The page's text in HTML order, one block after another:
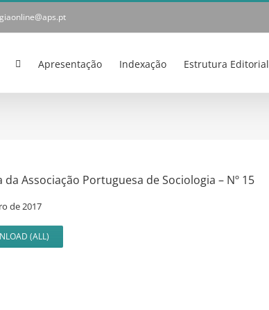
Apresentação Indexação Estrutura Editorial
da Associação Portuguesa de Sociologia – Nº 15
de 2017
(ALL)